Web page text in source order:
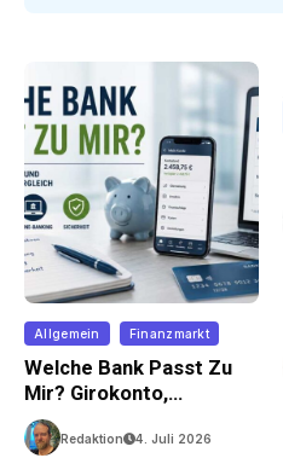
Allgemein Finanzmarkt
Welche Bank Passt Zu
Mir? Girokonto,
Gebühren Und Online-
Banking Im Vergleich
Redaktion 4. Juli 2026